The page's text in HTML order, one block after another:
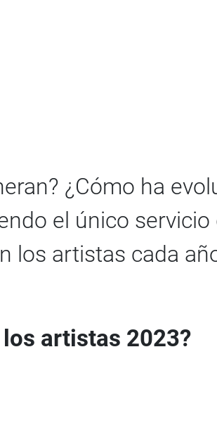
¿Cómo ha
el único
los artistas cada
artistas 2023?